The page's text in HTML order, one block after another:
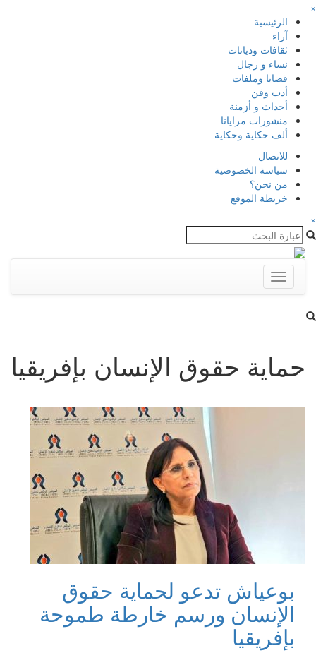
×
الرئيسية
آراء
ثقافات وديانات
نساء و رجال
قضايا وملفات
أدب وفن
أحداث و أزمنة
منشورات مرايانا
ألف حكاية وحكاية
للاتصال
سياسة الخصوصية
من نحن؟
خريطة الموقع
×
Toggle
navigation
حماية حقوق الإنسان بإفريقيا
بوعياش تدعو لحماية حقوق
الإنسان ورسم خارطة طموحة
بإفريقيا